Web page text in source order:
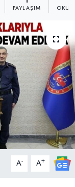
PAYLAŞIM
A- A+